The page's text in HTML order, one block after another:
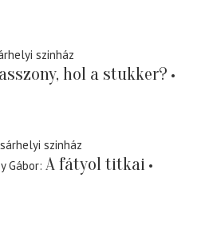
szinház
hol a stukker?
szinház
Gábor A fátyol titkai